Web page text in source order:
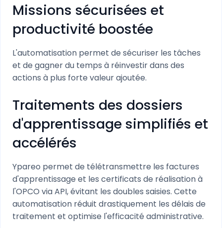
Missions sécurisées et
productivité boostée
L'automatisation permet de sécuriser les tâches
et de gagner du temps à réinvestir dans des
actions à plus forte valeur ajoutée.
Traitements des dossiers
d'apprentissage simplifiés et
accélérés
Ypareo permet de télétransmettre les factures
d'apprentissage et les certificats de réalisation à
l'OPCO via API, évitant les doubles saisies. Cette
automatisation réduit drastiquement les délais de
traitement et optimise l'efficacité administrative.